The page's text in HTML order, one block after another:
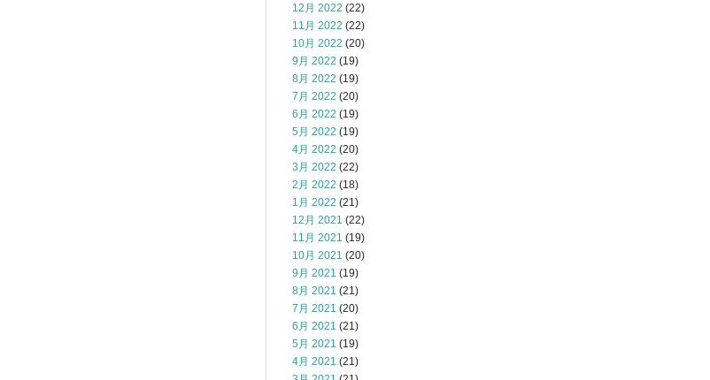
12月 2022 (22)
11月 2022 (22)
10月 2022 (20)
9月 2022 (19)
8月 2022 (19)
7月 2022 (20)
6月 2022 (19)
5月 2022 (19)
4月 2022 (20)
3月 2022 (22)
2月 2022 (18)
1月 2022 (21)
12月 2021 (22)
11月 2021 (19)
10月 2021 (20)
9月 2021 (19)
8月 2021 (21)
7月 2021 (20)
6月 2021 (21)
5月 2021 (19)
4月 2021 (21)